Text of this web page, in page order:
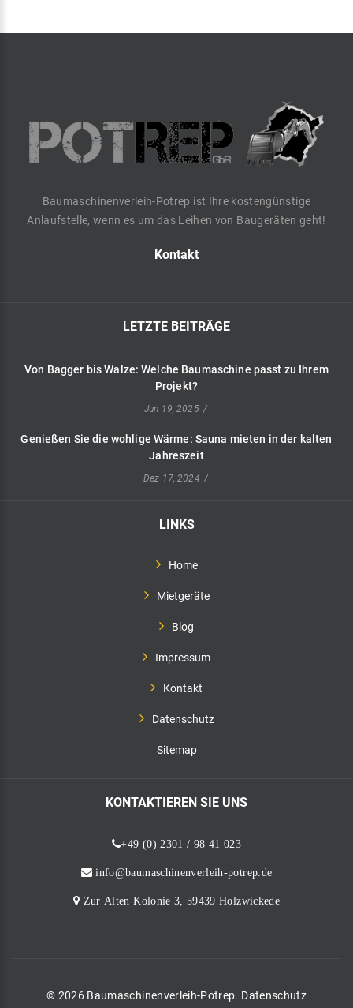
Baumaschinenverleih-Potrep ist Ihre kostengünstige
Anlaufstelle, wenn es um das Leihen von Baugeräten geht!
Kontakt
LETZTE BEITRÄGE
Von Bagger bis Walze: Welche Baumaschine passt zu Ihrem
Projekt?
Jun 19, 2025
Genießen Sie die wohlige Wärme: Sauna mieten in der kalten
Jahreszeit
Dez 17, 2024
LINKS
Home
Mietgeräte
Blog
Impressum
Kontakt
Datenschutz
Sitemap
KONTAKTIEREN SIE UNS
+49 (0) 2301 / 98 41 023
info@baumaschinenverleih-potrep.de
Zur Alten Kolonie 3, 59439 Holzwickede
© 2026 Baumaschinenverleih-Potrep. Datenschutz